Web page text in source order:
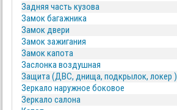
Задняя часть кузова
Замок багажника
Замок двери
Замок зажигания
Замок капота
Заслонка воздушная
Защита (ДВС, днища, подкрылок, локер )
Зеркало наружное боковое
Зеркало салона